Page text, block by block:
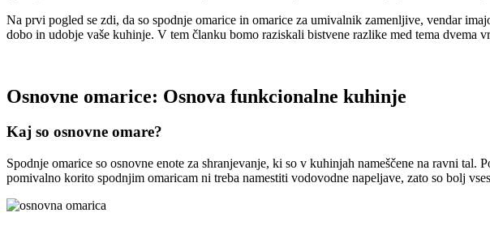
Na prvi pogled se zdi, da so spodnje omarice in omarice za umivalnik zamenljive, vendar
dobo in udobje vaše kuhinje. V tem članku bomo raziskali bistvene razlike med tema dvema
Osnovne omarice: Osnova funkcionalne kuhinje
Kaj so osnovne omare?
Spodnje omarice so osnovne enote za shranjevanje, ki so v kuhinjah nameščene na ravni
pomivalno korito spodnjim omaricam ni treba namestiti vodovodne napeljave, zato so bolj